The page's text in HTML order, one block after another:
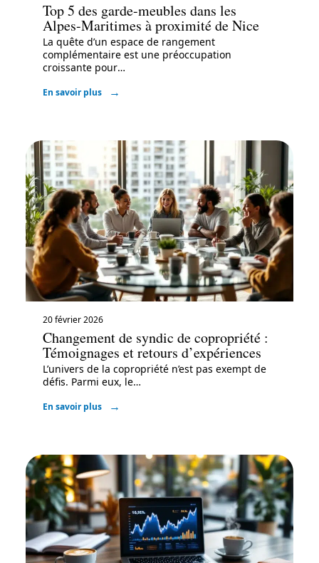
Top 5 des garde-meubles dans les
Alpes-Maritimes à proximité de Nice
La quête d’un espace de rangement
complémentaire est une préoccupation
croissante pour…
En savoir plus
20 février 2026
Changement de syndic de copropriété :
Témoignages et retours d’expériences
L’univers de la copropriété n’est pas exempt de
défis. Parmi eux, le…
En savoir plus